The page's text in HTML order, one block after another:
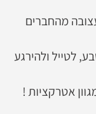
מהחברים
לטייל ולהירגע
אטרקציות !